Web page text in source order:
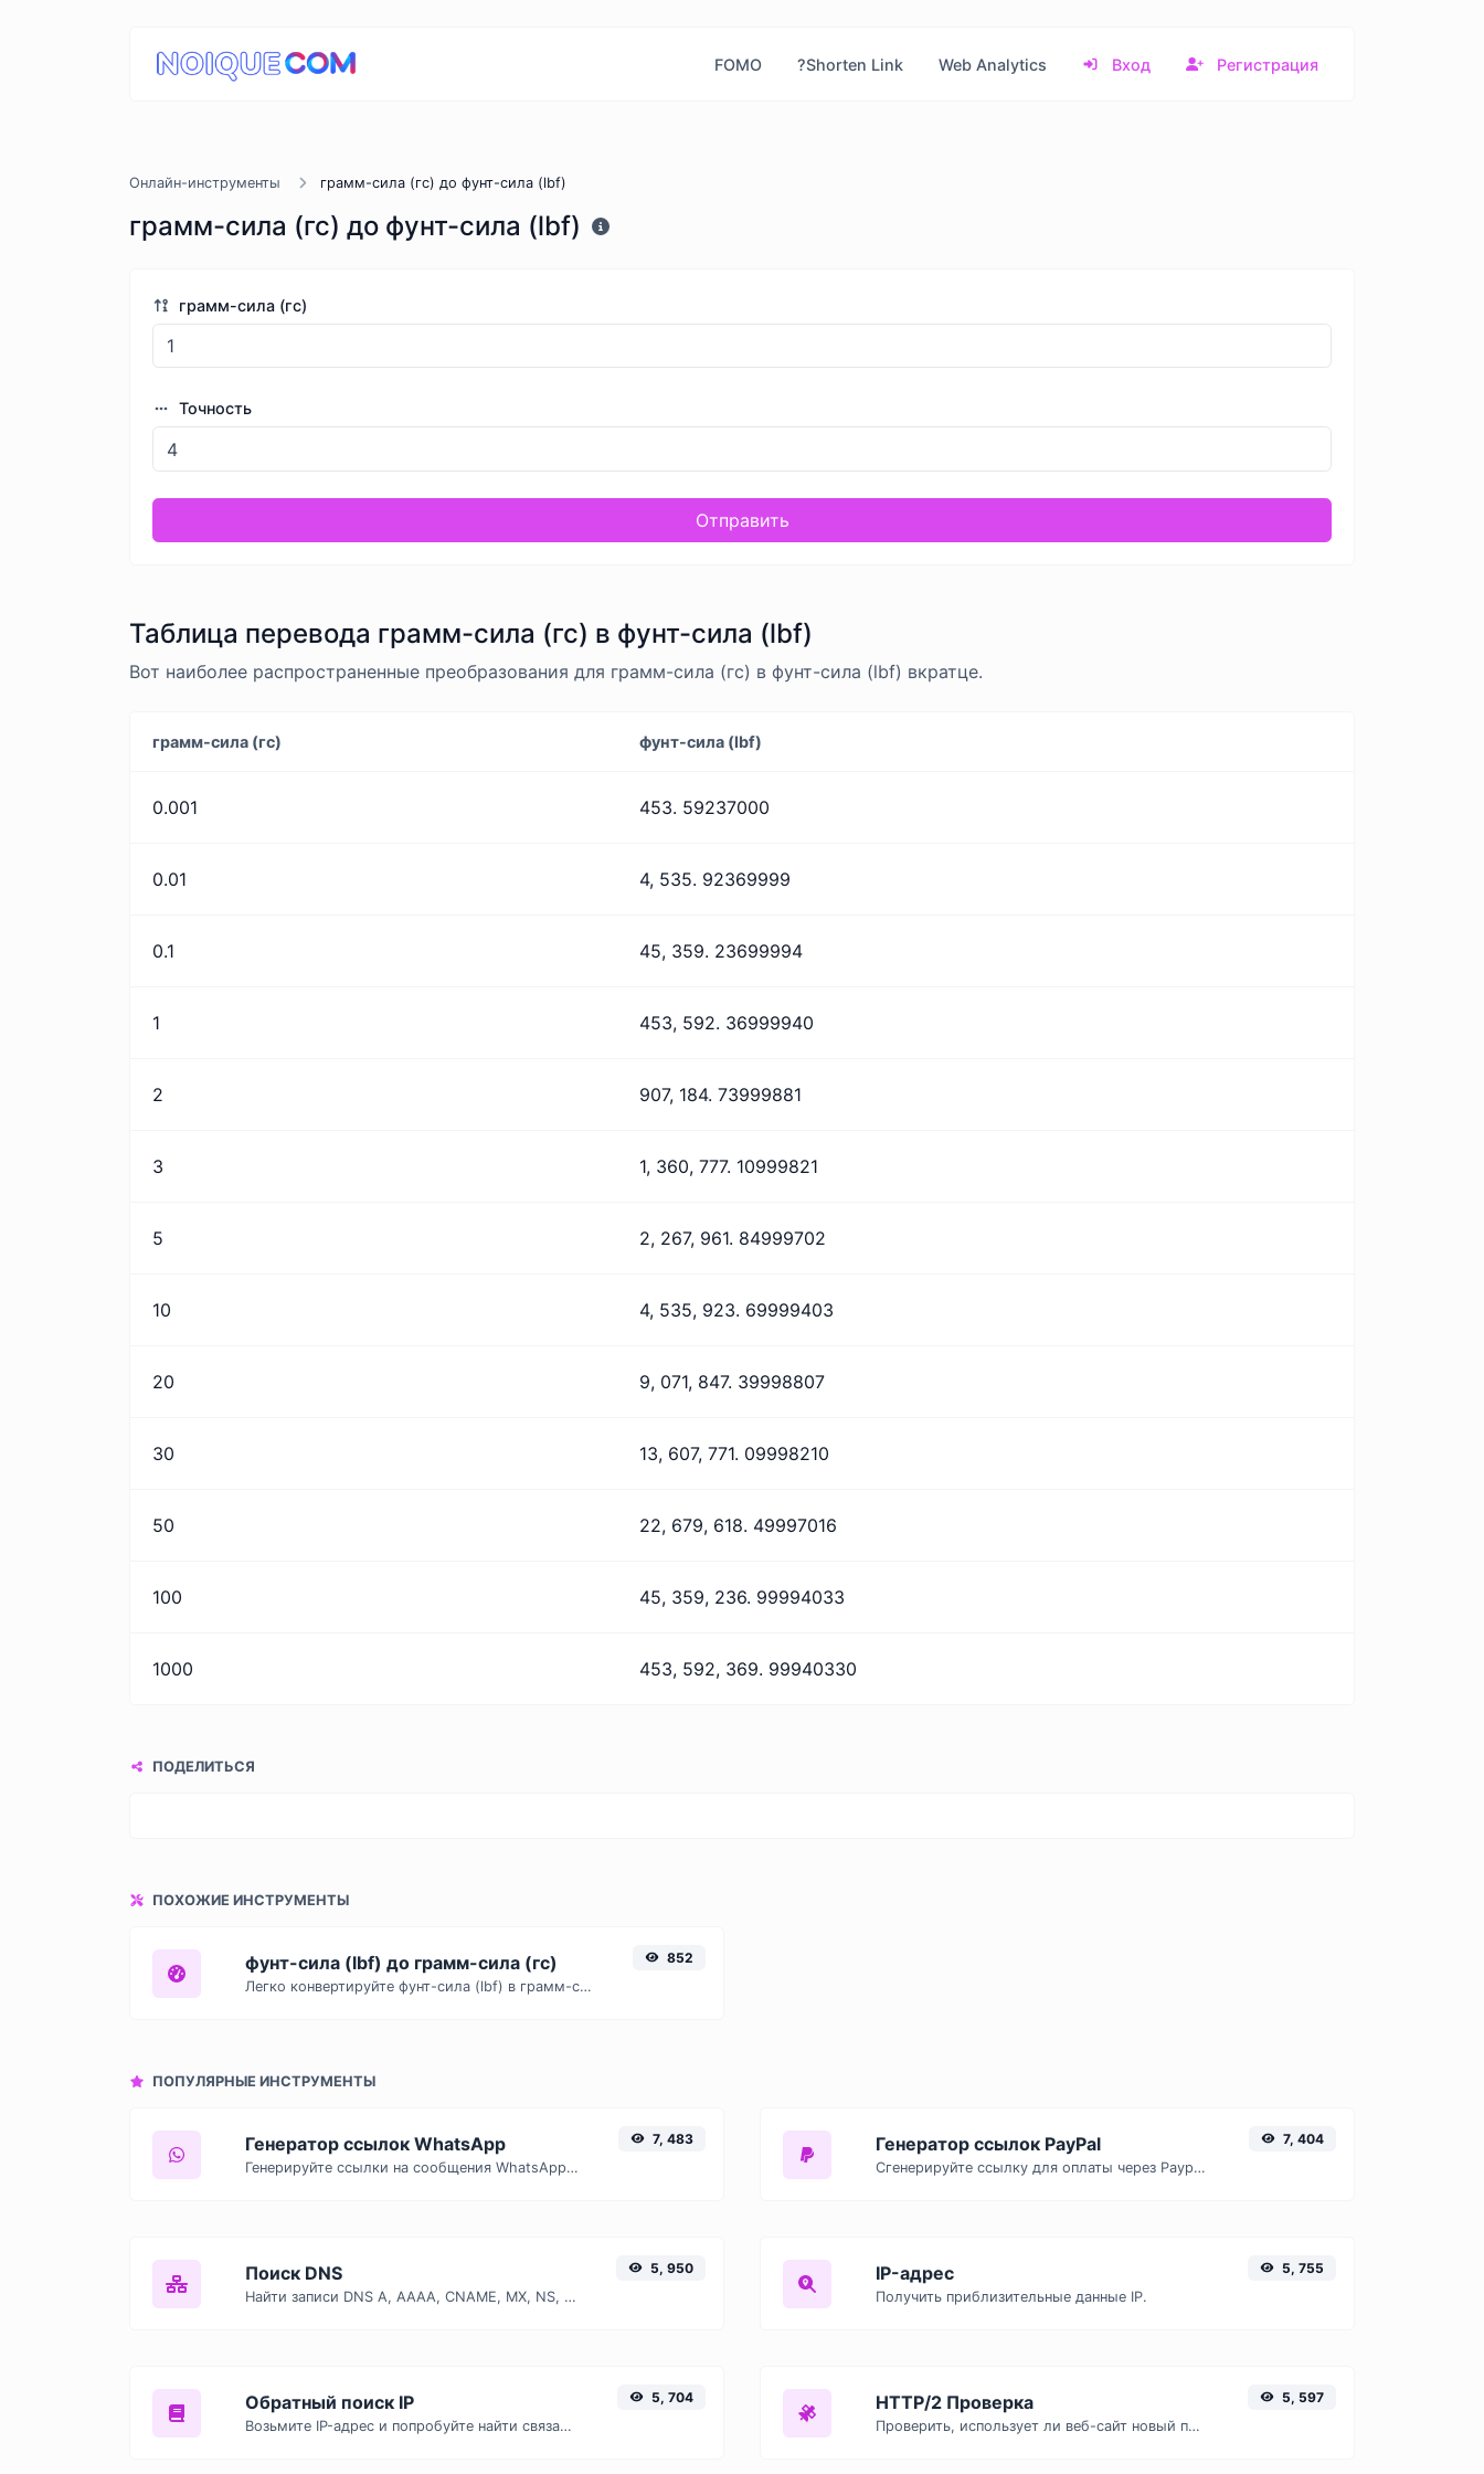
FOMO ?Shorten Link Web Analytics Вход Регистрация
Онлайн-инструменты грамм-сила (гс) до фунт-сила (lbf)
грамм-сила (гс) до фунт-сила (lbf)
грамм-сила (гс)
Точность
Отправить
Таблица перевода грамм-сила (гс) в фунт-сила (lbf)
Вот наиболее распространенные преобразования для грамм-сила (гс) в фунт-сила (lbf) вкратце.
грамм-сила (гс) фунт-сила (lbf)
0.001 453. 59237000
0.01 4, 535. 92369999
0.1 45, 359. 23699994
1 453, 592. 36999940
2 907, 184. 73999881
3 1, 360, 777. 10999821
5 2, 267, 961. 84999702
10 4, 535, 923. 69999403
20 9, 071, 847. 39998807
30 13, 607, 771. 09998210
50 22, 679, 618. 49997016
100 45, 359, 236. 99994033
1000 453, 592, 369. 99940330
ПОДЕЛИТЬСЯ
ПОХОЖИЕ ИНСТРУМЕНТЫ
фунт-сила (lbf) до грамм-сила (гс)
Легко конвертируйте фунт-сила (lbf) в грамм-сила (гс) с помощью этого простого конвертера.
852
ПОПУЛЯРНЫЕ ИНСТРУМЕНТЫ
Генератор ссылок WhatsApp
Генерируйте ссылки на сообщения WhatsApp с легкостью.
7, 483 Генератор ссылок PayPal
Сгенерируйте ссылку для оплаты через Paypal с легкостью.
7, 404
Поиск DNS
Найти записи DNS A, AAAA, CNAME, MX, NS, TXT, SOA хоста.
5, 950 IP-адрес
Получить приблизительные данные IP.
5, 755
Обратный поиск IP
Возьмите IP-адрес и попробуйте найти связанный с ним домен/хост.
5, 704 HTTP/2 Проверка
Проверить, использует ли веб-сайт новый протокол HTTP/2 или нет.
5, 597